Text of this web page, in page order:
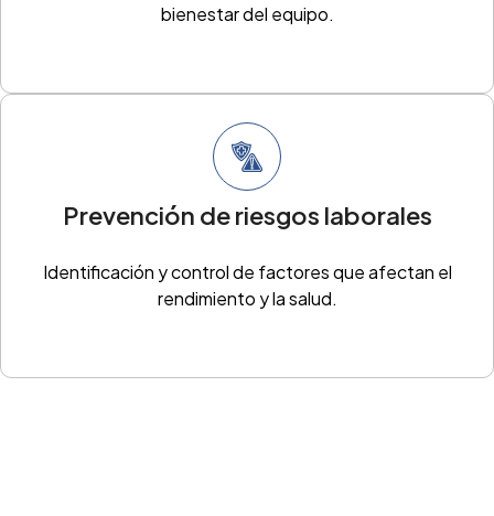
bienestar del equipo.
Prevención de riesgos laborales
Identificación y control de factores que afectan el
rendimiento y la salud.